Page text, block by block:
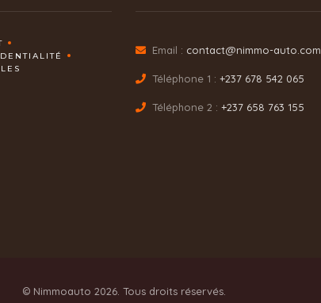
Email : contact@nimmo-auto.com
Téléphone 1 : +237 678 542 065
Téléphone 2 : +237 658 763 155
© Nimmoauto 2026. Tous droits réservés.